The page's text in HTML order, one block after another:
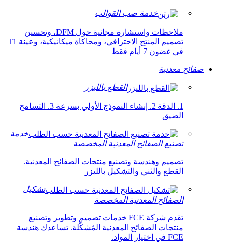
خدمة صب القوالب
ملاحظات واستشارة مجانية حول DFM، وتحسين
تصميم المنتج الاحترافي، ومحاكاة ميكانيكية، وعينة T1
في غضون 7 أيام فقط
صفائح معدنية
القطع بالليزر
1. الدقة 2. إنشاء النموذج الأولي بسرعة 3. التسامح
الضيق
خدمة
تصنيع الصفائح المعدنية المخصصة
تصميم وهندسة وتصنيع منتجات الصفائح المعدنية.
القطع والثني والتشكيل بالليزر
تشكيل
الصفائح المعدنية المخصصة
تقدم شركة FCE خدمات تصميم وتطوير وتصنيع
منتجات الصفائح المعدنية المُشكّلة. تساعدك هندسة
FCE في اختيار المواد.